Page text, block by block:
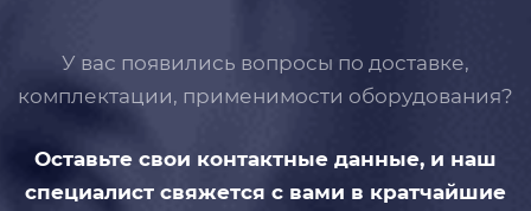
У вас появились вопросы по доставке,
комплектации, применимости оборудования?
Оставьте свои контактные данные, и наш
специалист свяжется с вами в кратчайшие